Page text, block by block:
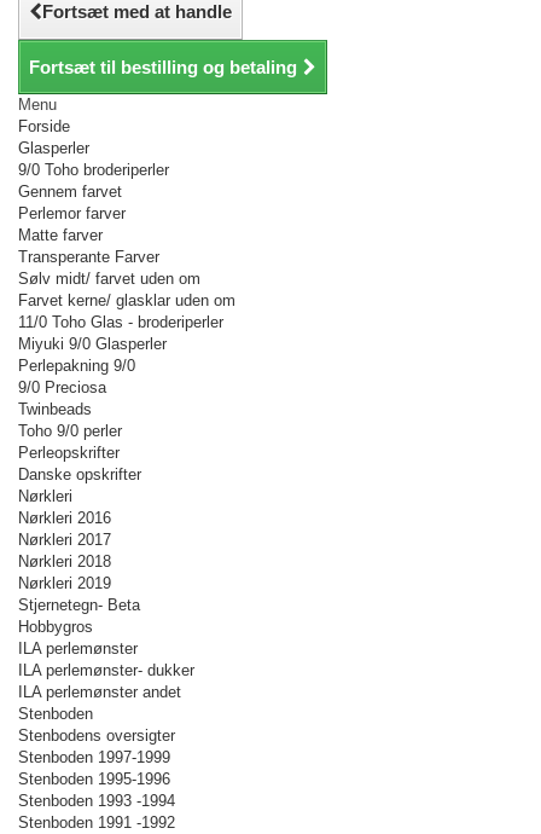
Fortsæt med at handle
Fortsæt til bestilling og betaling
Menu
Forside
Glasperler
9/0 Toho broderiperler
Gennem farvet
Perlemor farver
Matte farver
Transperante Farver
Sølv midt/ farvet uden om
Farvet kerne/ glasklar uden om
11/0 Toho Glas - broderiperler
Miyuki 9/0 Glasperler
Perlepakning 9/0
9/0 Preciosa
Twinbeads
Toho 9/0 perler
Perleopskrifter
Danske opskrifter
Nørkleri
Nørkleri 2016
Nørkleri 2017
Nørkleri 2018
Nørkleri 2019
Stjernetegn- Beta
Hobbygros
ILA perlemønster
ILA perlemønster- dukker
ILA perlemønster andet
Stenboden
Stenbodens oversigter
Stenboden 1997-1999
Stenboden 1995-1996
Stenboden 1993 -1994
Stenboden 1991 -1992